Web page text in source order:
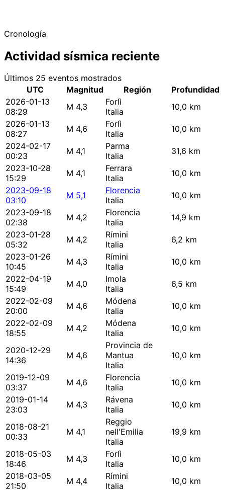
Cronología
Actividad sísmica reciente
Últimos 25 eventos mostrados
UTC
Magnitud Región
Profundidad
2026-01-13
08:29
M 4,3
Forlì
Italia
10,0 km
2026-01-13
08:27
M 4,6
Forlì
Italia
10,0 km
2024-02-17
00:23
M 4,1
Parma
Italia
31,6 km
2023-10-28
15:29
M 4,1
Ferrara
Italia
10,0 km
2023-09-18
03:10
M 5,1
Florencia
Italia
10,0 km
2023-09-18
02:38
M 4,2
Florencia
Italia
14,9 km
2023-01-28
05:32
M 4,2
Rímini
Italia
6,2 km
2023-01-26
10:45
M 4,3
Rímini
Italia
10,0 km
2022-04-19
15:49
M 4,0
Imola
Italia
6,5 km
2022-02-09
20:00
M 4,6
Módena
Italia
10,0 km
2022-02-09
18:55
M 4,2
Módena
Italia
10,0 km
2020-12-29
14:36
M 4,6
Provincia de
Mantua
Italia
10,0 km
2019-12-09
03:37
M 4,6
Florencia
Italia
10,0 km
2019-01-14
23:03
M 4,3
Rávena
Italia
10,0 km
2018-08-21
00:33
M 4,1
Reggio
nell'Emilia
Italia
19,9 km
2018-05-03
18:46
M 4,3
Forlì
Italia
10,0 km
2018-03-05
21:50
M 4,4
Rímini
Italia
10,0 km